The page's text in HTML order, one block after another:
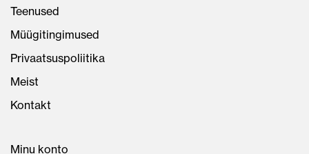
Teenused
Müügitingimused
Privaatsuspoliitika
Meist
Kontakt
Minu konto